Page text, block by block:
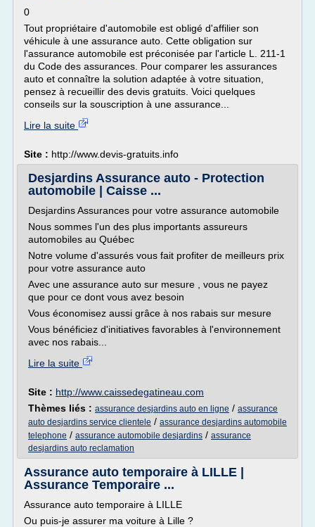
0
Tout propriétaire d'automobile est obligé d'affilier son
véhicule à une assurance auto. Cette obligation sur
l'assurance automobile est préconisée par l'article L. 211-1
du Code des assurances. Pour comparer les assurances
auto et connaître la solution adaptée à votre situation,
pensez à recueillir des devis gratuits. Voici quelques
conseils sur la souscription à une assurance...
Lire la suite
Site : http://www.devis-gratuits.info
Desjardins Assurance auto - Protection
automobile | Caisse ...
Desjardins Assurances pour votre assurance automobile
Nous sommes l'un des plus importants assureurs
automobiles au Québec
Notre volume d'assurés vous fait profiter de meilleurs prix
pour votre assurance auto
Avec une assurance auto sur mesure , vous ne payez
que pour ce dont vous avez besoin
Vous économisez aussi grâce à nos rabais sur mesure
Vous bénéficiez d'initiatives favorables à l'environnement
avec nos rabais...
Lire la suite
Site : http://www.caissedegatineau.com
Thèmes liés : assurance desjardins auto en ligne / assurance
auto desjardins service clientele / assurance desjardins automobile
telephone / assurance automobile desjardins / assurance
desjardins auto reclamation
Assurance auto temporaire à LILLE |
Assurance Temporaire ...
Assurance auto temporaire à LILLE
Ou puis-je assurer ma voiture à Lille ?